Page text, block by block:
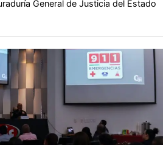
General de Justicia del Estado